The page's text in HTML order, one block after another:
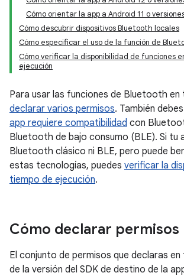
Cómo orientar la app a Android 11 o
Cómo descubrir dispositivos Bluetooth locales
Cómo especificar el uso de la función de
Cómo verificar la disponibilidad de funciones
ejecución
Para usar las funciones de Bluetooth en
declarar varios permisos. También debes
app requiere compatibilidad con
Bluetooth de bajo consumo (BLE). Si tu
Bluetooth clásico ni BLE, pero puede
estas tecnologías, puedes verificar la
tiempo de ejecución.
Cómo declarar permisos
El conjunto de permisos que declaras en
de la versión del SDK de destino de la